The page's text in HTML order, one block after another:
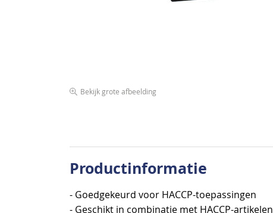
Bekijk grote afbeelding
Ga
de
Productinformatie
- Goedgekeurd voor HACCP-toepassingen
- Geschikt in combinatie met HACCP-artikelen